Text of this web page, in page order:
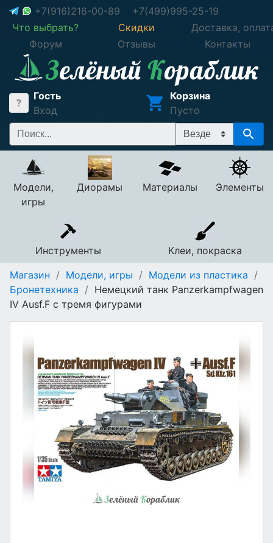
+7(916)216-00-89
+7(499)995-25-19
Что выбрать?
Скидки
Доставка,
Форум
Отзывы Контакты
Гость
Вход
Корзина
Пусто
Модели,
игры
Диорамы Материалы Элементы
Инструменты
Клеи, покраска
Магазин / Модели, игры / Модели из пластика /
Бронетехника / Немецкий танк Panzerkampfwagen
IV Ausf.F с тремя фигурами